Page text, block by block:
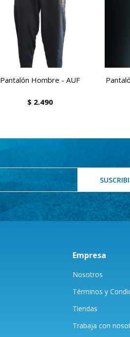
Pantalón Hombre - AUF
$ 2.490
Empresa
Nosotros
Términos y
Tiendas
Trabaja con